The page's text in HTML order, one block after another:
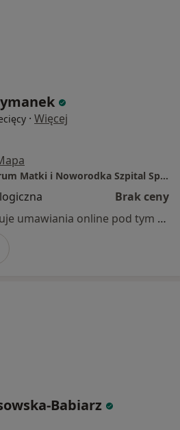
· Więcej
Świętokrzyskie Centrum Matki i Noworodka Szpital Specjalistyczny w Kielcach
Brak ceny
Specjalista nie oferuje umawiania online pod tym adresem.
Babiarz